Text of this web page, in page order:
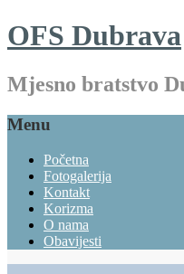
OFS Dubrava
Mjesno bratstvo
Menu
Početna
Fotogalerija
Kontakt
Korizma
O nama
Obavijesti